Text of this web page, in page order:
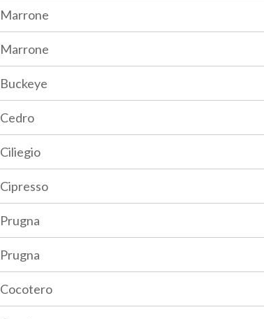
Marrone
Marrone
Buckeye
Cedro
Ciliegio
Cipresso
Prugna
Prugna
Cocotero